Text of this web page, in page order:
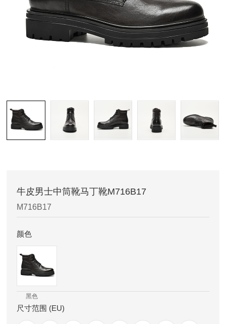
牛皮男士中筒靴马丁靴M716B17
M716B17
颜色
黑色
尺寸范围 (EU)